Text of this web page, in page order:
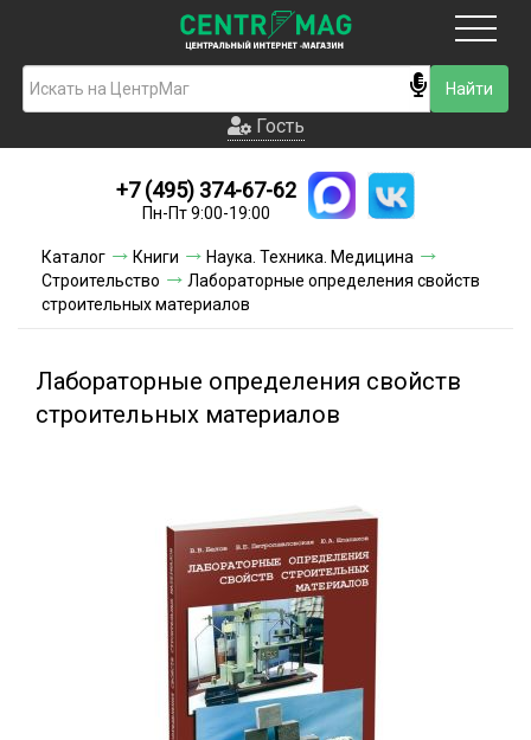
Гость
Новинки
Условия доставки
Условия оплаты
Гость
+7 (495) 374-67-62
Пн-Пт 9:00-19:00
Каталог Книги
Наука. Техника. Медицина
Строительство
Лабораторные определения свойств
строительных материалов
Лабораторные определения свойств
строительных материалов